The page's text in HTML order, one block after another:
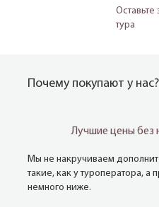
Оставьте
тура
Почему покупают у нас?
Лучшие цены без
Мы не накручиваем
такие, как у туроператора,
немного ниже.